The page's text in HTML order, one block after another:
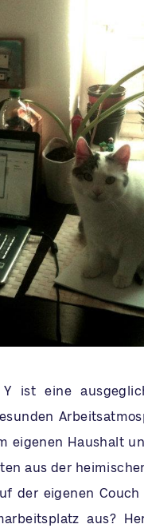
ist eine
eigenen Haushalt
aus der
der eigenen
aus?